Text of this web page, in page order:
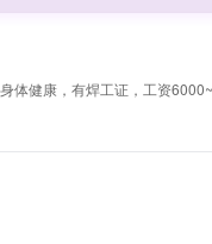
体健康，有焊工证，工资